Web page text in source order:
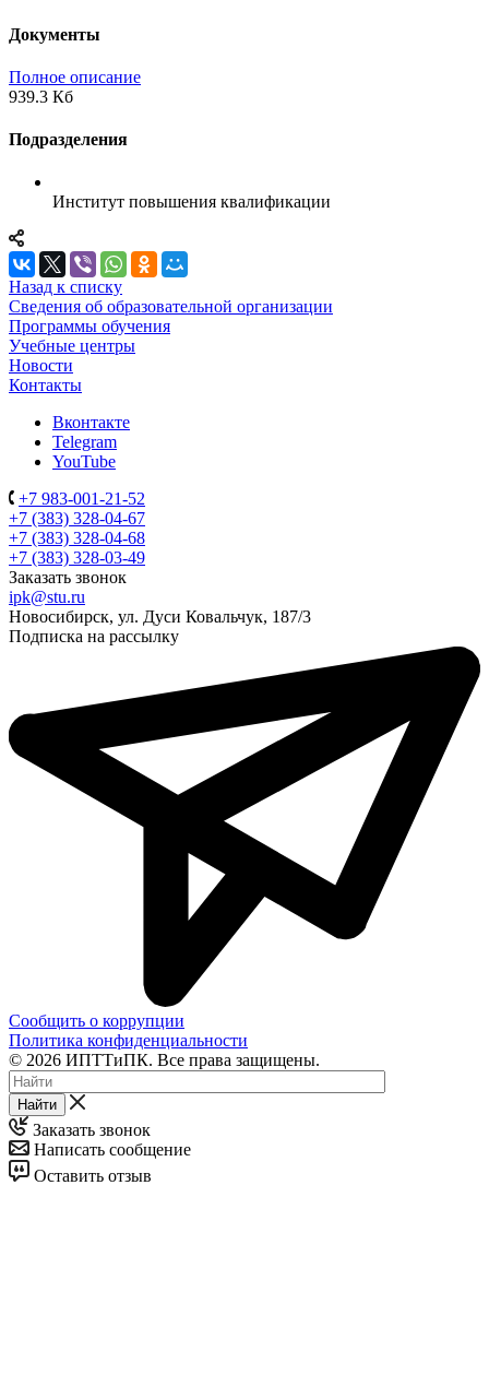
Документы
Полное описание
939.3 Кб
Подразделения
Институт повышения квалификации
Назад к списку
Сведения об образовательной организации
Программы обучения
Учебные центры
Новости
Контакты
Вконтакте
Telegram
YouTube
+7 983-001-21-52
+7 (383) 328-04-67
+7 (383) 328-04-68
+7 (383) 328-03-49
Заказать звонок
ipk@stu.ru
Новосибирск, ул. Дуси Ковальчук, 187/3
Подписка на рассылку
Сообщить о коррупции
Политика конфиденциальности
© 2026 ИПТТиПК. Все права защищены.
Найти
Заказать звонок
Написать сообщение
Оставить отзыв